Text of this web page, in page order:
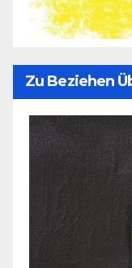
Zu Beziehen